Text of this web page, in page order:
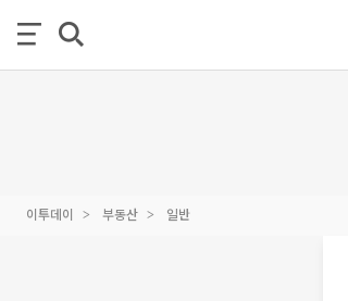
이투데이 부동산 일반